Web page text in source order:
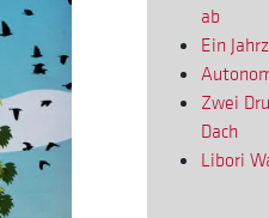
ab
Ein
Zwei
Dach
Libori